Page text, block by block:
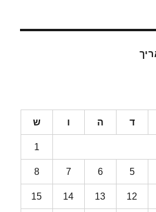
ד ה ו ש
1
5
6
7
8
12
13
14
15